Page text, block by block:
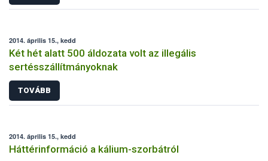
2014. április 15., kedd
Két hét alatt 500 áldozata volt az illegális
sertésszállítmányoknak
TOVÁBB
2014. április 15., kedd
Háttérinformáció a kálium-szorbátról